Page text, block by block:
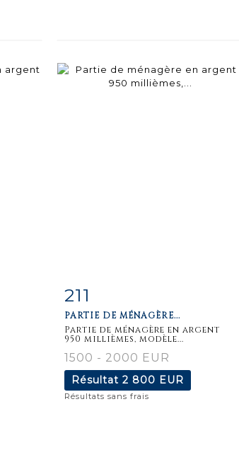
détaillée
211
PARTIE DE MÉNAGÈRE...
Partie de ménagère en argent
950 millièmes, modèle...
1500 - 2000 EUR
Résultat 2 800 EUR
Résultats sans frais